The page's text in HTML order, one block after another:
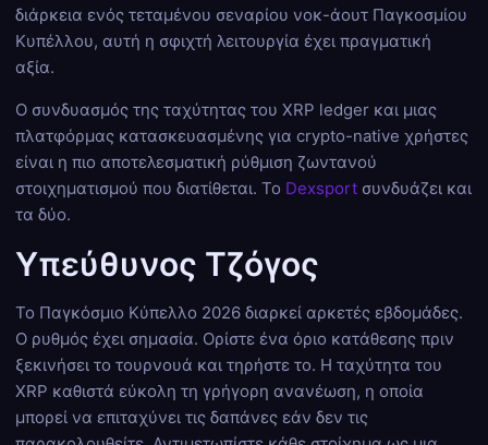
διάρκεια ενός τεταμένου σεναρίου νοκ-άουτ Παγκοσμίου
Κυπέλλου, αυτή η σφιχτή λειτουργία έχει πραγματική
αξία.
Ο συνδυασμός της ταχύτητας του XRP ledger και μιας
πλατφόρμας κατασκευασμένης για crypto-native χρήστες
είναι η πιο αποτελεσματική ρύθμιση ζωντανού
στοιχηματισμού που διατίθεται. Το Dexsport συνδυάζει και
τα δύο.
Υπεύθυνος Τζόγος
Το Παγκόσμιο Κύπελλο 2026 διαρκεί αρκετές εβδομάδες.
Ο ρυθμός έχει σημασία. Ορίστε ένα όριο κατάθεσης πριν
ξεκινήσει το τουρνουά και τηρήστε το. Η ταχύτητα του
XRP καθιστά εύκολη τη γρήγορη ανανέωση, η οποία
μπορεί να επιταχύνει τις δαπάνες εάν δεν τις